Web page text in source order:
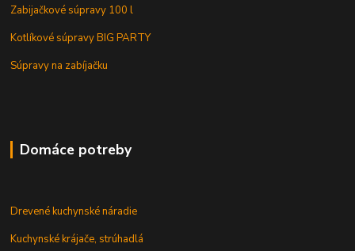
Zabijačkové súpravy 100 l
Kotlíkové súpravy BIG PARTY
Súpravy na zabíjačku
Domáce potreby
Drevené kuchynské náradie
Kuchynské krájače, strúhadlá